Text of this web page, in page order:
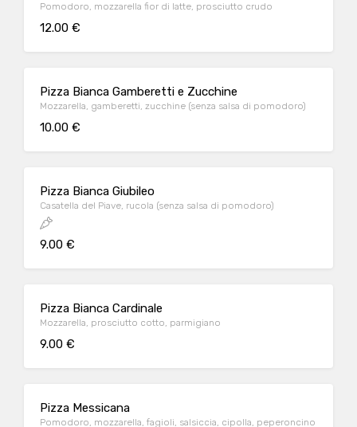
Pomodoro, mozzarella fior di latte, prosciutto crudo
12.00 €
Pizza Bianca Gamberetti e Zucchine
Mozzarella, gamberetti, zucchine (senza salsa di pomodoro)
10.00 €
Pizza Bianca Giubileo
Casatella del Piave, rucola (senza salsa di pomodoro)
9.00 €
Pizza Bianca Cardinale
Mozzarella, prosciutto cotto, parmigiano
9.00 €
Pizza Messicana
Pomodoro, mozzarella, fagioli, salsiccia, cipolla, peperoncino